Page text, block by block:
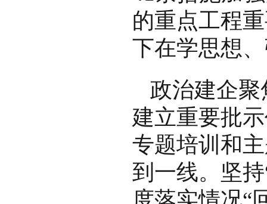
的重点工程
下在学思想
政治建企聚
建立重要批
专题培训和
到一线。坚